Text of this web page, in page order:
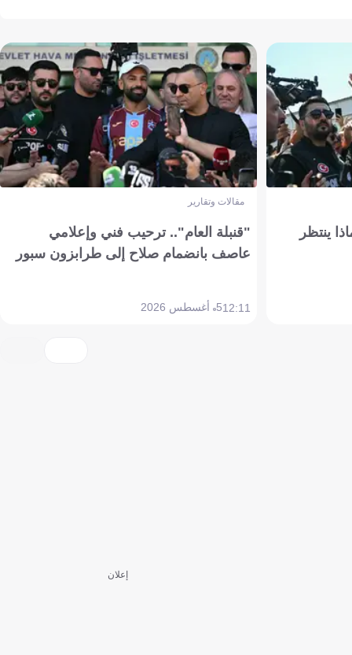
ينتظر
مقالات وتقارير
"قنبلة العام".. ترحيب فني وإعلامي
عاصف بانضمام صلاح إلى طرابزون سبور
12:115 أغسطس 2026
إعلان